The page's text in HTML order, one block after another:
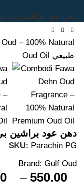
دهن عود براشين بي
دهن عود براشين
SKU: Parachin PG
Brand: Gulf Oud
– 550.00